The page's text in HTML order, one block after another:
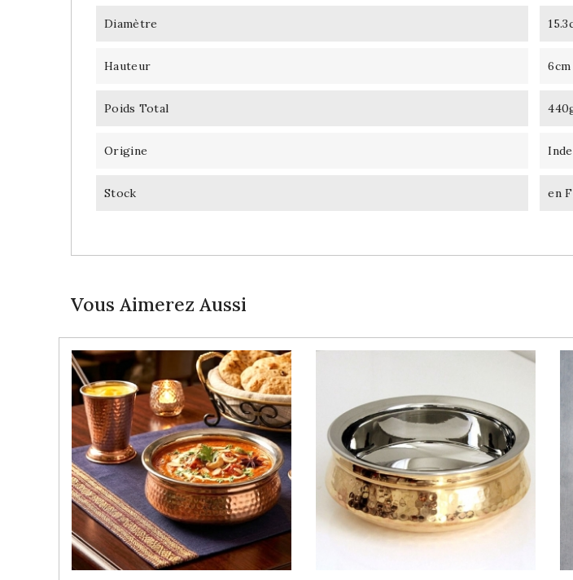
Diamètre
Hauteur 6cm
Poids Total
Origine Inde
Stock en
Vous Aimerez Aussi